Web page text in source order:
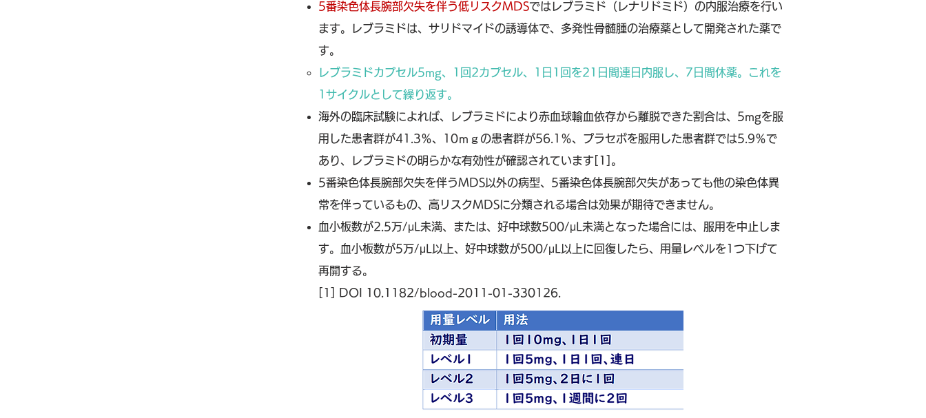
5番染色体長腕部欠失を伴う低リスクMDSではレブラミド（レナリドミド）の内服治療を行い
ます。レブラミドは、サリドマイドの誘導体で、多発性骨髄腫の治療薬として開発された薬で
す。
レブラミドカプセル5mg、1回2カプセル、1日1回を21日間連日内服し、7日間休薬。これを
1サイクルとして繰り返す。
海外の臨床試験によれば、レブラミドにより赤血球輸血依存から離脱できた割合は、5mgを服
用した患者群が41.3％、10ｍｇの患者群が56.1％、プラセボを服用した患者群では5.9％で
あり、レブラミドの明らかな有効性が確認されています[1]。
5番染色体長腕部欠失を伴うMDS以外の病型、5番染色体長腕部欠失があっても他の染色体異
常を伴っているもの、高リスクMDSに分類される場合は効果が期待できません。
血小板数が2.5万/μ L未満、または、好中球数500/μ L未満となった場合には、服用を中止しま
す。血小板数が5万/μ L以上、好中球数が500/μ L以上に回復したら、用量レベルを1つ下げて
再開する。
[1] DOI 10.1182/blood-2011-01-330126.